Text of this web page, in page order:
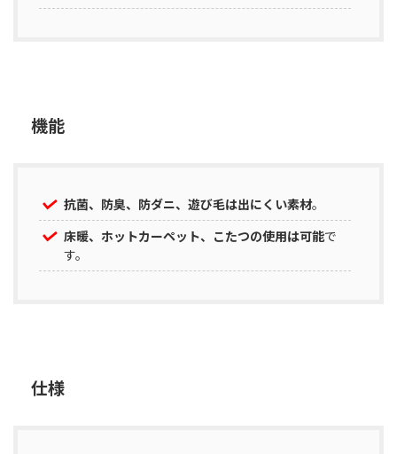
機能
抗菌、防臭、防ダニ、遊び毛は出にくい素材。
床暖、ホットカーペット、こたつの使用は可能で
す。
仕様